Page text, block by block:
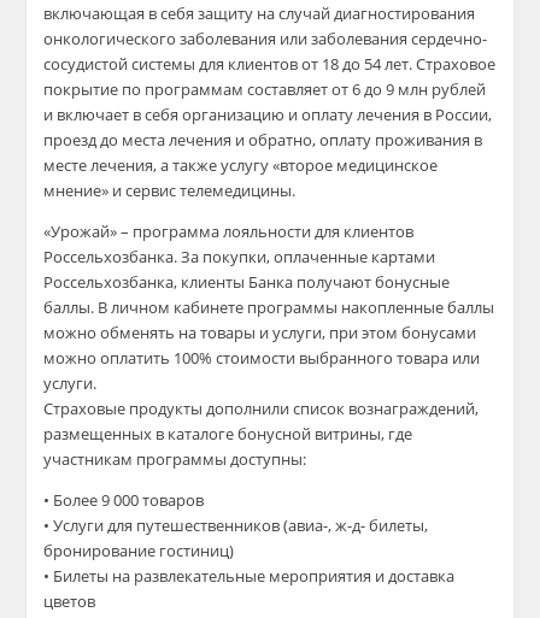
включающая в себя защиту на случай диагностирования
онкологического заболевания или заболевания сердечно-
сосудистой системы для клиентов от 18 до 54 лет. Страховое
покрытие по программам составляет от 6 до 9 млн рублей
и включает в себя организацию и оплату лечения в России,
проезд до места лечения и обратно, оплату проживания в
месте лечения, а также услугу «второе медицинское
мнение» и сервис телемедицины.
«Урожай» – программа лояльности для клиентов
Россельхозбанка. За покупки, оплаченные картами
Россельхозбанка, клиенты Банка получают бонусные
баллы. В личном кабинете программы накопленныебаллы
можно обменять на товары и услуги, при этом бонусами
можно оплатить 100% стоимости выбранного товара или
услуги.
Страховые продукты дополнили список вознаграждений,
размещенных в каталоге бонусной витрины, где
участникам программы доступны:
• Более 9 000 товаров
• Услуги для путешественников (авиа-, ж-д- билеты,
бронирование гостиниц)
• Билеты на развлекательные мероприятия и доставка
цветов